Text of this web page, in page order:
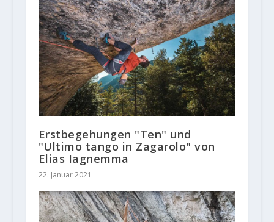
Erstbegehungen "Ten" und
"Ultimo tango in Zagarolo" von
Elias Iagnemma
22. Januar 2021